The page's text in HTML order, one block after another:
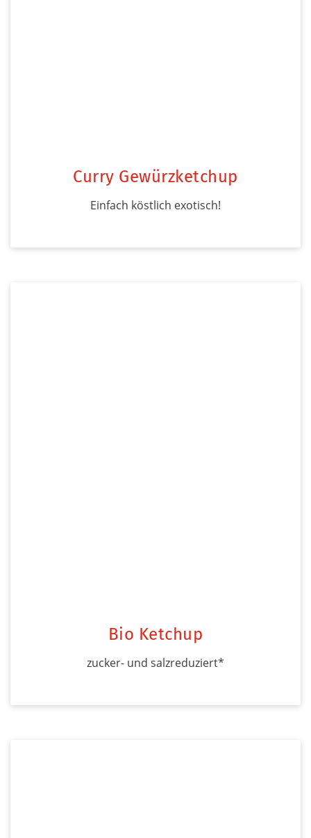
Curry Gewürzketchup
Einfach köstlich exotisch!
Bio Ketchup
zucker- und salzreduziert*